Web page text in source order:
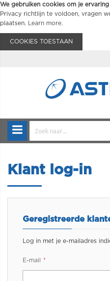
We gebruiken cookies om je
Privacy richtlijn te voldoen, vragen
plaatsen.
Learn more.
COOKIES TOESTAAN
Klant log-in
Geregistreerde
Log in met je e-mailadres
E-mail